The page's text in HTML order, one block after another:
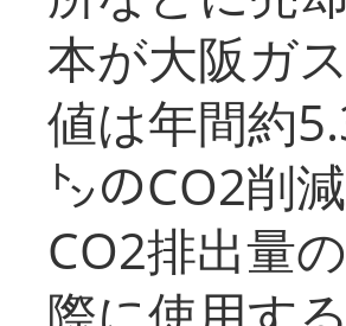
本が大阪ガ
値は年間約
㌧のCO2削
CO2排出量